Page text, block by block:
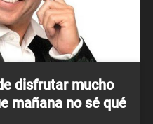
disfrutar mucho
mañana no sé qué